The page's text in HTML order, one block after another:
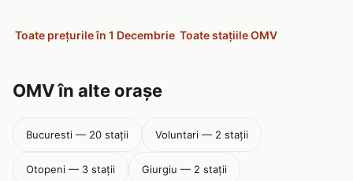
Toate prețurile în 1 Decembrie Toate stațiile OMV
OMV în alte orașe
Bucuresti — 20 stații Voluntari — 2 stații
Otopeni — 3 stații Giurgiu — 2 stații